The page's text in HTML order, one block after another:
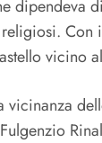
vicino
vicinanza